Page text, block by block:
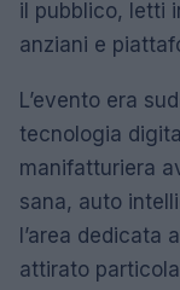
il pubblico, letti
anziani e
L’evento era
tecnologia
manifatturiera
sana, auto
l’area dedicata
attirato